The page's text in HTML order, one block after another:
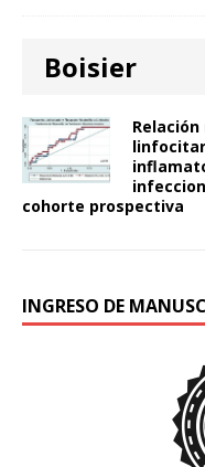
Boisier
cohorte prospectiva
INGRESO DE